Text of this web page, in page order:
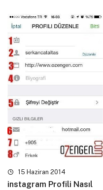
15 Haziran 2014
instagram Profili Nasıl